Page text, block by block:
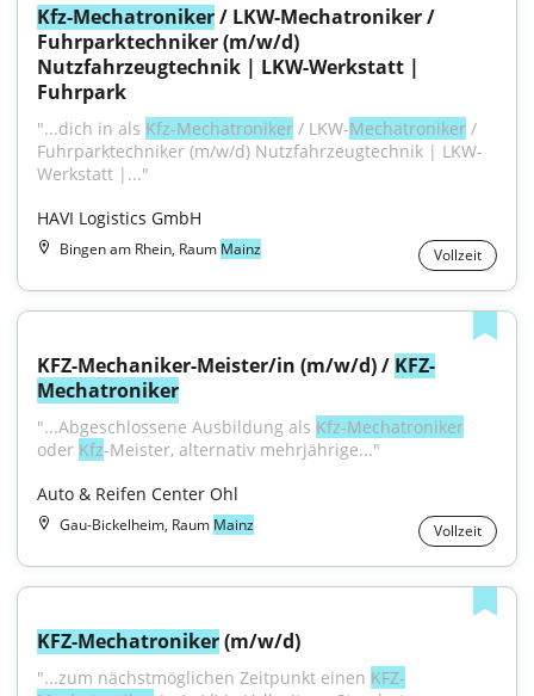
Kfz-Mechatroniker / LKW-Mechatroniker /
Fuhrparktechniker (m/w/d)
Nutzfahrzeugtechnik | LKW-Werkstatt |
Fuhrpark
"...dich in als Kfz-Mechatroniker / LKW-Mechatroniker /
Fuhrparktechniker (m⁠/⁠w⁠/⁠d) Nutzfahrzeugtechnik | LKW-
Werkstatt |..."
HAVI Logistics GmbH
Bingen am Rhein, Raum Mainz Vollzeit
KFZ-Mechaniker-Meister/in (m/w/d) / KFZ-
Mechatroniker
"...Abgeschlossene Ausbildung als Kfz-Mechatroniker
oder Kfz-Meister, alternativ mehrjährige..."
Auto & Reifen Center Ohl
Gau-Bickelheim, Raum Mainz Vollzeit
KFZ-Mechatroniker (m/w/d)
"...zum nächstmöglichen Zeitpunkt einen KFZ-